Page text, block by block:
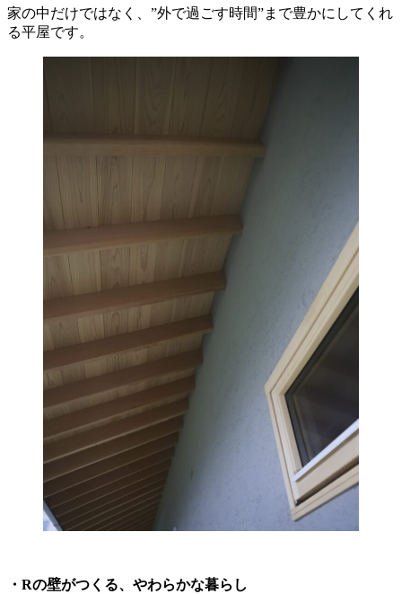
家の中だけではなく、”外で過ごす時間”まで豊かにしてくれ
る平屋です。
・Rの壁がつくる、やわらかな暮らし